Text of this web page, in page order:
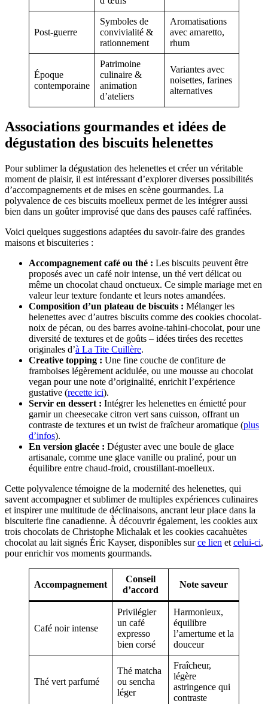
Post-guerre
Symboles de
convivialité &
rationnement
Aromatisations
avec amaretto,
rhum
Époque
contemporaine
Patrimoine
culinaire &
animation
d’ateliers
Variantes avec
noisettes, farines
alternatives
Associations gourmandes et idées de
dégustation des biscuits helenettes
Pour sublimer la dégustation des helenettes et créer un véritable
moment de plaisir, il est intéressant d’explorer diverses possibilités
d’accompagnements et de mises en scène gourmandes. La
polyvalence de ces biscuits moelleux permet de les intégrer aussi
bien dans un goûter improvisé que dans des pauses café raffinées.
Voici quelques suggestions adaptées du savoir-faire des grandes
maisons et biscuiteries :
Accompagnement café ou thé : Les biscuits peuvent être
proposés avec un café noir intense, un thé vert délicat ou
même un chocolat chaud onctueux. Ce simple mariage met en
valeur leur texture fondante et leurs notes amandées.
Composition d’un plateau de biscuits : Mélanger les
helenettes avec d’autres biscuits comme des cookies chocolat-
noix de pécan, ou des barres avoine-tahini-chocolat, pour une
diversité de textures et de goûts – idées tirées des recettes
originales d’à La Tite Cuillère.
Creative topping : Une fine couche de confiture de
framboises légèrement acidulée, ou une mousse au chocolat
vegan pour une note d’originalité, enrichit l’expérience
gustative (recette ici).
Servir en dessert : Intégrer les helenettes en émietté pour
garnir un cheesecake citron vert sans cuisson, offrant un
contraste de textures et un twist de fraîcheur aromatique (plus
d’infos).
En version glacée : Déguster avec une boule de glace
artisanale, comme une glace vanille ou praliné, pour un
équilibre entre chaud-froid, croustillant-moelleux.
Cette polyvalence témoigne de la modernité des helenettes, qui
savent accompagner et sublimer de multiples expériences culinaires
et inspirer une multitude de déclinaisons, ancrant leur place dans la
biscuiterie fine canadienne. À découvrir également, les cookies aux
trois chocolats de Christophe Michalak et les cookies cacahuètes
chocolat au lait signés Éric Kayser, disponibles surce lien et celui-ci,
pour enrichir vos moments gourmands.
Accompagnement
Conseil
d’accord
Note saveur
Café noir intense
Privilégier
un café
expresso
bien corsé
Harmonieux,
équilibre
l’amertume et la
douceur
Thé vert parfumé
Thé matcha
ou sencha
léger
Fraîcheur,
légère
astringence qui
contraste